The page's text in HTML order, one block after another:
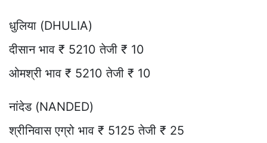
धुलिया (DHULIA)
दीसान भाव ₹ 5210 तेजी ₹ 10
ओमश्री भाव ₹ 5210 तेजी ₹ 10
नांदेड (NANDED)
श्रीनिवास एग्रो भाव ₹ 5125 तेजी ₹ 25